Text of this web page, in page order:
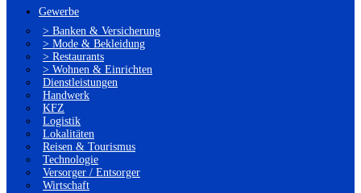
Gewerbe
> Banken & Versicherung
> Mode & Bekleidung
> Restaurants
> Wohnen & Einrichten
Dienstleistungen
Handwerk
KFZ
Logistik
Lokalitäten
Reisen & Tourismus
Technologie
Versorger / Entsorger
Wirtschaft